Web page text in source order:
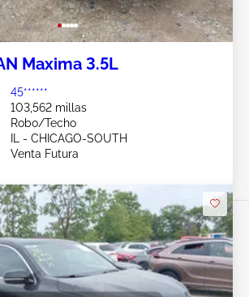
Maxima 3.5L
45******
103,562 millas
Robo/Techo
IL - CHICAGO-SOUTH
Venta Futura